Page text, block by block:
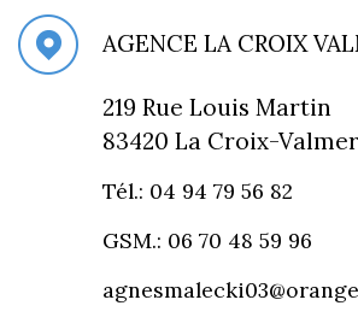
AGENCE LA CROIX
219 Rue Louis Martin
83420 La Croix-Valmer
Tél.: 04 94 79 56 82
GSM.: 06 70 48 59 96